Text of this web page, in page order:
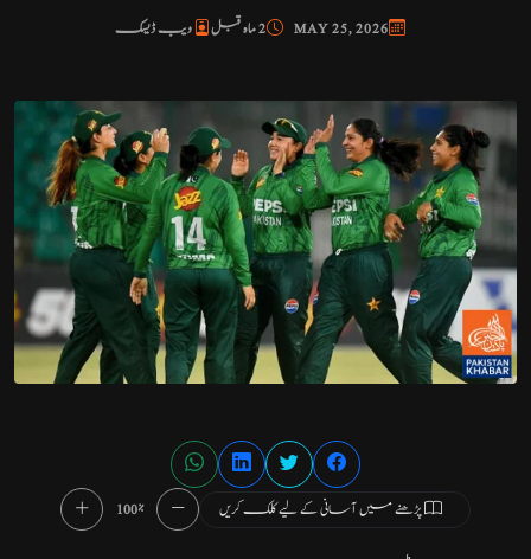
MAY 25, 2026 2 ماہ قبل ویب ڈیسک
پڑھنے میں آسانی کے لیے کلک کریں 100%